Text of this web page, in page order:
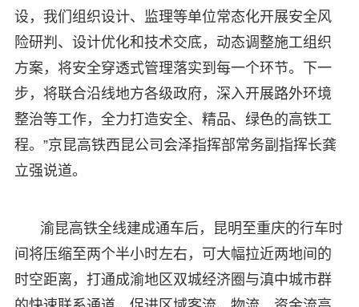
设，我们组织设计、监理等单位常态化开展安全风
险研判、设计优化和技术交底，动态调整施工组织
方案，将安全穿透式管理落实到每一个环节。下一
步，将联合沿线地方各级政府，深入开展路外环境
整治等工作，全力打造安全、精品、绿色的高铁工
程。”京昆高铁西昆公司会泽指挥部常务副指挥长龚
立强说道。
渝昆高铁全线建成通车后，昆明至重庆的行车时
间将压缩至两个半小时左右，可大幅拉近两地间的
时空距离，打通成渝地区双城经济圈与滇中城市群